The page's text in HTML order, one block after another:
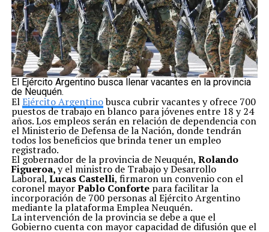
El Ejército Argentino busca llenar vacantes en la provincia
de Neuquén.
ElEjército Argentinobusca cubrir vacantes y ofrece 700
puestos de trabajo en blanco para jóvenes entre 18 y 24
años. Los empleos serán en relación de dependencia con
el Ministerio de Defensa de la Nación, donde tendrán
todos los beneficios que brinda tener un empleo
registrado.
El gobernador de la provincia de Neuquén, Rolando
Figueroa,y el ministro de Trabajo y Desarrollo
Laboral, Lucas Castelli, firmaron un convenio con el
coronel mayorPablo Confortepara facilitar la
incorporación de 700 personas al Ejército Argentino
mediante la plataforma Emplea Neuquén.
La intervención de la provincia se debe a que el
Gobierno cuenta con mayor capacidad de difusión que el